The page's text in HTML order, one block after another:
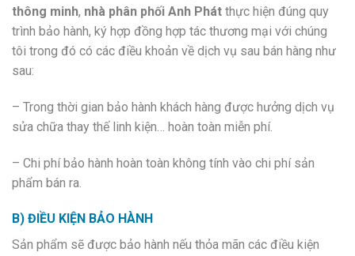
thông minh, nhà phân phối Anh Phát thực hiện đúng quy
trình bảo hành, ký hợp đồng hợp tác thương mại với chúng
tôi trong đó có các điều khoản về dịch vụ sau bán hàng như
sau:
– Trong thời gian bảo hành khách hàng được hưởng dịch vụ
sửa chữa thay thế linh kiện… hoàn toàn miễn phí.
– Chi phí bảo hành hoàn toàn không tính vào chi phí sản
phẩm bán ra.
B) ĐIỀU KIỆN BẢO HÀNH
Sản phẩm sẽ được bảo hành nếu thỏa mãn các điều kiện